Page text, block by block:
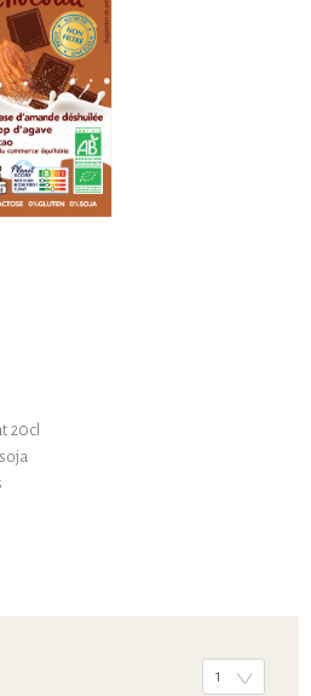
20cl
1